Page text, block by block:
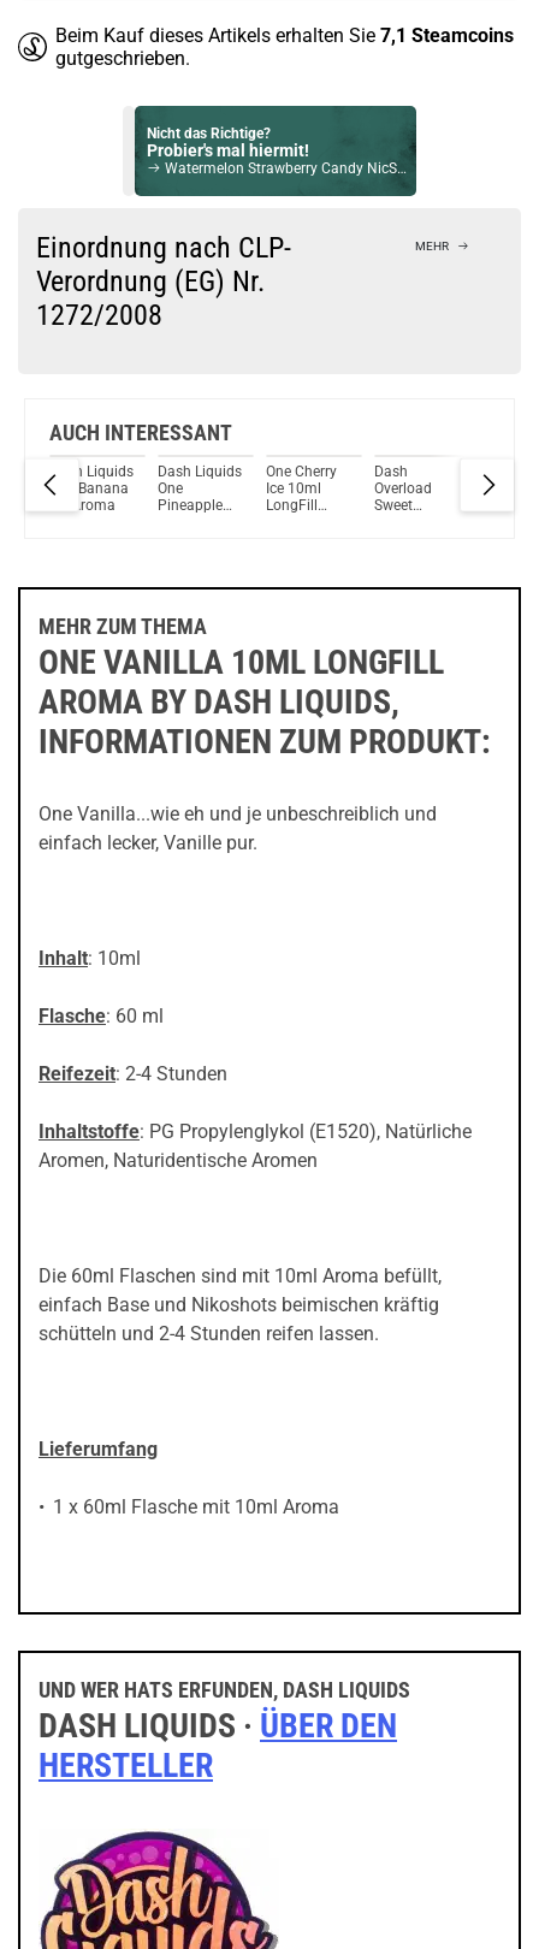
Beim Kauf dieses Artikels erhalten Sie 7,1 Steamcoins
gutgeschrieben.
Nicht das Richtige?
Probier's mal hiermit!
Watermelon Strawberry Candy NicSalt Liquid by Dash Overload 10ml / 20mg
Check das mal!
Revoltage BASED American Pie Aroma
Du willst Kröten sparen?
Schau mal hier!
Einordnung nach CLP-
Verordnung (EG) Nr.
1272/2008
MEHR
AUCH INTERESSANT
Dash Liquids
One Banana
Ice Aroma
Dash Liquids
One
Pineapple
One Cherry
Ice 10ml
LongFill
Dash
Overload
Sweet
One
10ml
MEHR ZUM THEMA
ONE VANILLA 10ML LONGFILL
AROMA BY DASH LIQUIDS,
INFORMATIONEN ZUM PRODUKT:
One Vanilla...wie eh und je unbeschreiblich und
einfach lecker, Vanille pur.
Inhalt: 10ml
Flasche: 60 ml
Reifezeit: 2-4 Stunden
Inhaltstoffe: PG Propylenglykol (E1520), Natürliche
Aromen, Naturidentische Aromen
Die 60ml Flaschen sind mit 10ml Aroma befüllt,
einfach Base und Nikoshots beimischen kräftig
schütteln und 2-4 Stunden reifen lassen.
Lieferumfang
1 x 60ml Flasche mit 10ml Aroma
UND WER HATS ERFUNDEN, DASH LIQUIDS
DASH LIQUIDS · ÜBER DEN
HERSTELLER